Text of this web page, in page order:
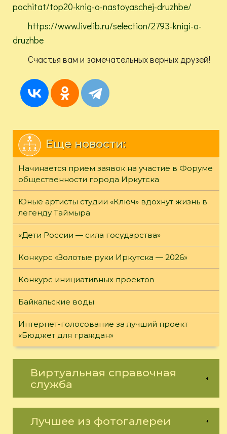
pochitat/top20-knig-o-nastoyaschej-druzhbe/
https://www.livelib.ru/selection/2793-knigi-o-
druzhbe
Счастья вам и замечательных верных друзей!
Еще новости:
Начинается прием заявок на участие в Форуме
общественности города Иркутска
Юные артисты студии «Ключ» вдохнут жизнь в
легенду Таймыра
«Дети России — сила государства»
Конкурс «Золотые руки Иркутска — 2026»
Конкурс инициативных проектов
Байкальские воды
Интернет-голосование за лучший проект
«Бюджет для граждан»
Виртуальная справочная
служба
Лучшее из фотогалереи